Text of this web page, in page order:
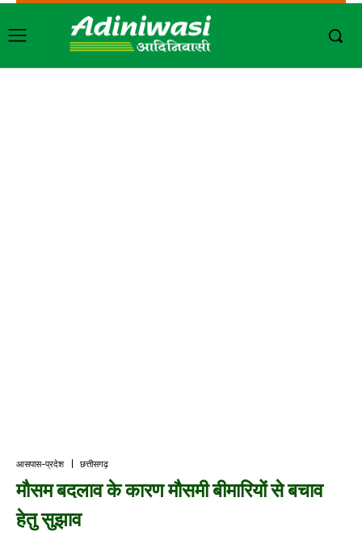
आसपास-प्रदेश छत्तीसगढ़
मौसम बदलाव के कारण मौसमी बीमारियों से बचाव
हेतु सुझाव